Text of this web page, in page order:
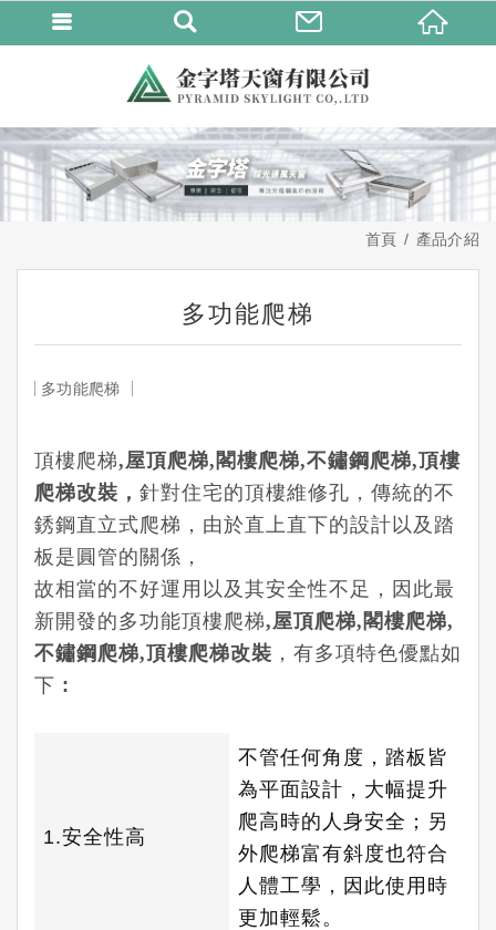
首頁 產品介紹
多功能爬梯
多功能爬梯
頂樓爬梯, 屋頂爬梯, 閣樓爬梯,不鏽鋼爬梯,頂樓
爬梯改裝， 針對住宅的頂樓維修孔，傳統的不
銹鋼直立式爬梯，由於直上直下的設計以及踏
板是圓管的關係，
故相當的不好運用以及其安全性不足，因此最
新開發的多功能頂樓爬梯, 屋頂爬梯, 閣樓爬梯,
不鏽鋼爬梯,頂樓爬梯改裝 ，有多項特色優點如
下 :
1.安全性高
不管任何角度，踏板皆
為平面設計，大幅提升
爬高時的人身安全；另
外爬梯富有斜度也符合
人體工學，因此使用時
更加輕鬆。